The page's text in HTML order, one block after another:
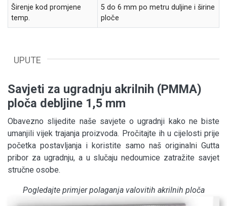
Širenje kod promjene
temp.
5 do 6 mm po metru duljine i širine
ploče
UPUTE
Savjeti za ugradnju akrilnih (PMMA)
ploča debljine 1,5 mm
Obavezno slijedite naše savjete o ugradnji kako ne biste
umanjili vijek trajanja proizvoda. Pročitajte ih u cijelosti prije
početka postavljanja i koristite samo naš originalni Gutta
pribor za ugradnju, a u slučaju nedoumice zatražite savjet
stručne osobe.
Pogledajte primjer polaganja valovitih akrilnih ploča